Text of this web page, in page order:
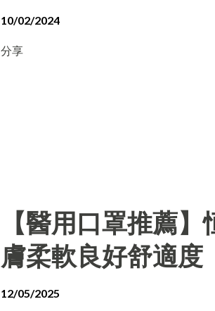
10/02/2024
分享
【醫用口罩推薦
膚柔軟良好舒適度
12/05/2025